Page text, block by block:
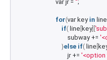
                        var jr =
'';
for(var key in line
if( line key][
                                subway +=
}else if( line
                                jr +=
'<option